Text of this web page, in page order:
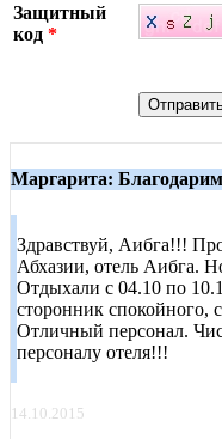
Защитный
код *
Маргарита:
Здравствуй, Аибга!!!
Абхазии, отель Аибга.
Отдыхали с 04.10 по
сторонник спокойного,
Отличный персонал.
персоналу отеля!!!
14.10.2015